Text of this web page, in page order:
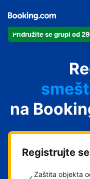
Pridružite se grupi od
na
Registrujte
Zaštita objekta